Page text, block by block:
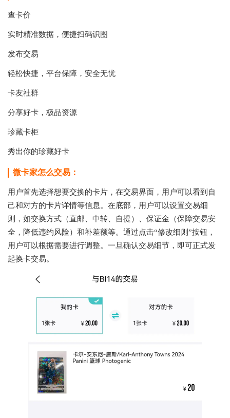
查卡价
实时精准数据，便捷扫码识图
发布交易
轻松快捷，平台保障，安全无忧
卡友社群
分享好卡，极品资源
珍藏卡柜
秀出你的珍藏好卡
微卡家怎么交易：
用户首先选择想要交换的卡片，在交易界面，用户可以看到自
己和对方的卡片详情等信息。在底部，用户可以设置交易细
则，如交换方式（直邮、中转、自提）、保证金（保障交易安
全，降低违约风险）和补差额等。通过点击“修改细则”按钮，
用户可以根据需要进行调整。一旦确认交易细节，即可正式发
起换卡交易。